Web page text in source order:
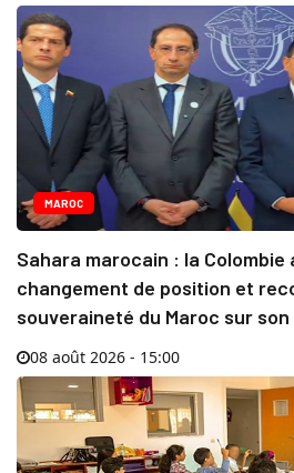
MAROC
Sahara marocain : la Colombie
changement de position et
souveraineté du Maroc sur son
08 août 2026 - 15:00